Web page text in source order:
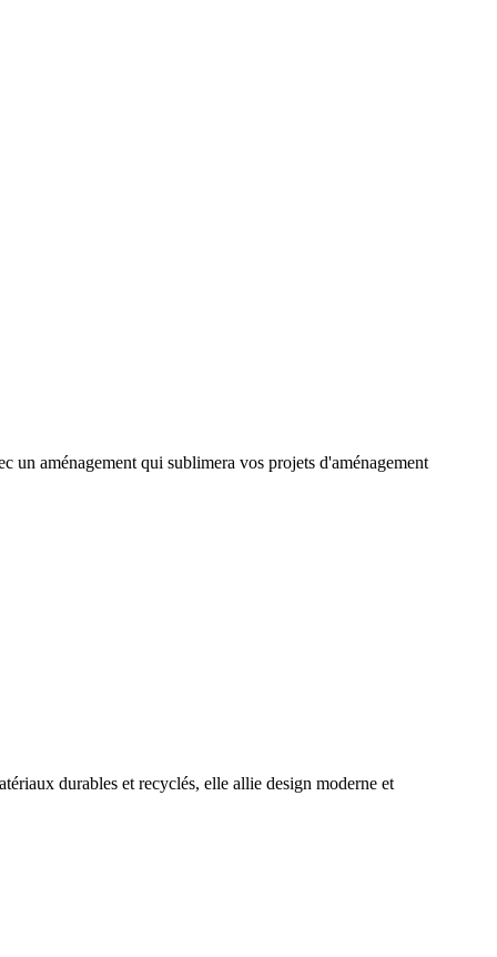
un aménagement qui sublimera vos projets d'aménagement
durables et recyclés, elle allie design moderne et